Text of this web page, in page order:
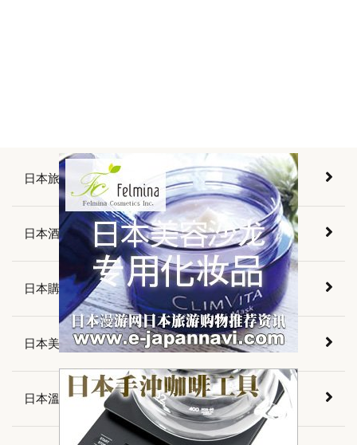
日本旅遊景點介紹
日本酒店預訂
日本購物資訊
日本美食介紹
日本溫泉介紹